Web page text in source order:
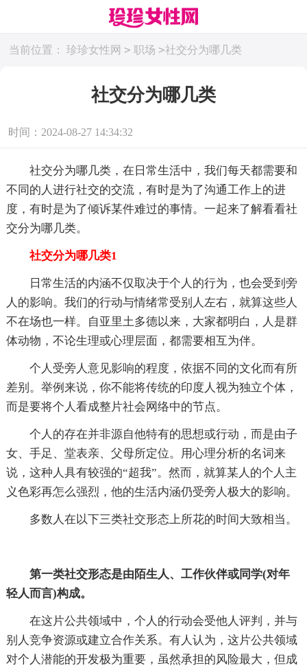
当前位置： 珍珍女性网 > 职场 >社交分为哪几类
社交分为哪几类
时间：2024-08-27 14:34:32
社交分为哪几类，在日常生活中，我们每天都需要和
不同的人进行社交的交流，有时是为了沟通工作上的进
度，有时是为了倾诉某件难过的事情。一起来了解看看社
交分为哪几类。
社交分为哪几类1
日常生活的内涵不仅取决于个人的行为，也会受到旁
人的影响。我们的行动与情绪常受别人左右，就算这些人
不在场也一样。自亚里土多德以来，大家都明白，人是群
体动物，不论生理或心理层面，都需要相互为伴。
个人受旁人意见影响的程度，依据不同的文化而有所
差别。举例来说，你不能将传统的印度人视为独立个体，
而是要将个人看成整片社会网络中的节点。
个人的存在并非源自他特有的思想或行动，而是由子
女、手足、堂表亲、父母所定位。用心理分析的名词来
说，这种人具有较强的“超我”。然而，就算某人的个人主
义色彩再怎么强烈，他的生活内涵仍受旁人极大的影响。
多数人在以下三类社交形态上所花的时间大致相当。
第一类社交形态是由陌生人、工作伙伴或同学(对年
轻人而言)构成。
在这片公共领域中，个人的行动会受他人评判，并与
别人竞争资源或建立合作关系。有人认为，这片公共领域
对个人潜能的开发极为重要，虽然承担的风险最大，但成